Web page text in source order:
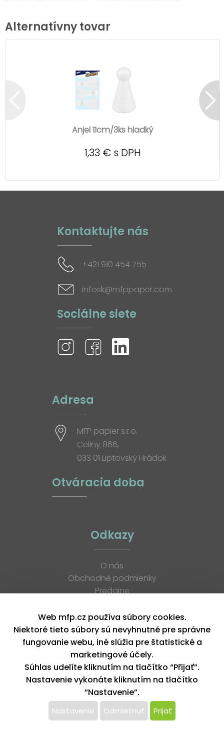
Alternatívny tovar
Anjel 11cm/3ks hladký
1,33 € s DPH
Kontaktujte nás
+421 910 454 755
infosk@mfppaper.com
Sociálne siete
Adresa
MFP papier s.r.o.
Celiny 866,
033 01 Liptovský Hrádok
Otváracia doba
Odkazy
O nás
Obchodné podmienky
Predajne
K stiahnutiu
Blog
Kontakt
Kariéra
XML feed
Copyright © 2026, MFP paper s. r. o. | Všetky práva vyhradené
design by MFP
Tento web používa k poskytovaniu služieb,
Web mfp.cz používa súbory cookies.
Niektoré tieto súbory sú nevyhnutné pre správne
fungovanie webu, iné slúžia pre štatistické a
marketingové účely.
Súhlas udelíte kliknutím na tlačítko “Přijať”.
Nastavenie vykonáte kliknutím na tlačítko
“Nastavenie”.
Nastavenie Odmietnuť Prijať